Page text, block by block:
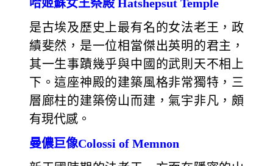
哈姬蘇女王祭殿 Hatshepsut Temple
是古埃及歷史上最有名的女法老王，政
績斐然，是一位相當傑出英明的君主，
其一生事蹟幾乎與中國的武則天不相上
下。這座神殿的建築風格非常獨特，三
層廊柱的建築傍山而建，氣宇非凡，頗
有現代感。
曼儂巨像Colossi of Memnon